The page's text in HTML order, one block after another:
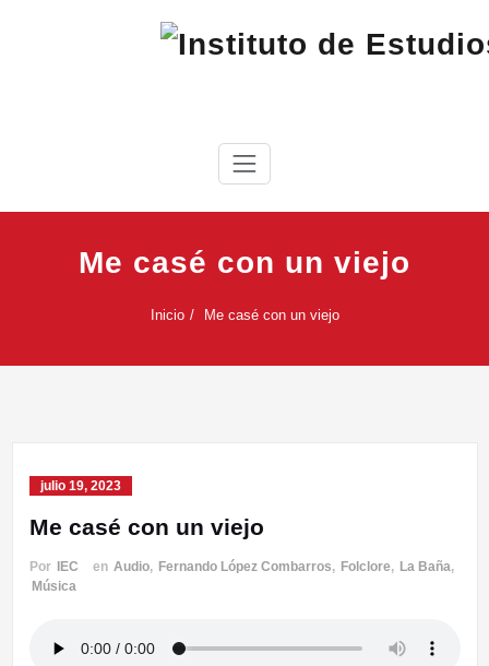
Instituto de Estudios Cabreireses
Me casé con un viejo
Inicio Me casé con un viejo
julio 19, 2023
Me casé con un viejo
Por IEC en Audio, Fernando López Combarros, Folclore, La Baña,
Música